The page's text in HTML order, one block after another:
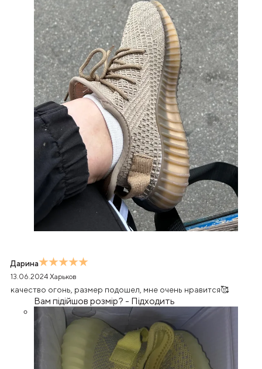
Дарина
13.06.2024 Харьков
качество огонь, размер подошел, мне очень нравится🥰
Вам підійшов розмір? - Підходить